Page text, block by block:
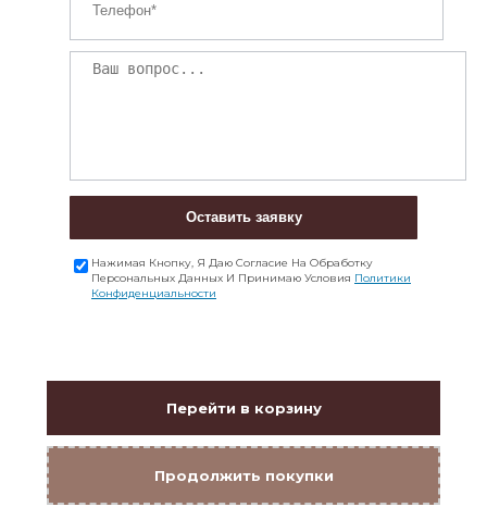
Оставить заявку
Нажимая Кнопку, Я Даю Согласие На Обработку
Персональных Данных И Принимаю Условия Политики
Конфиденциальности
Перейти в корзину
Продолжить покупки